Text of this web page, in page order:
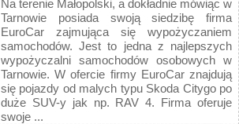
Na terenie Małopolski, a dokładnie mówiąc w
Tarnowie posiada swoją siedzibę firma
EuroCar zajmująca się wypożyczaniem
samochodów. Jest to jedna z najlepszych
wypożyczalni samochodów osobowych w
Tarnowie. W ofercie firmy EuroCar znajdują
się pojazdy od malych typu Skoda Citygo po
duże SUV-y jak np. RAV 4. Firma oferuje
swoje ...